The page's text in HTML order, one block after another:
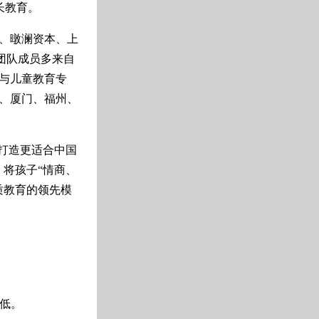
育。
暾澜资本、上
队成员多来自
儿童教育专
厦门、福州、
造更适合中国
孩子“情商、
育的领先模
。